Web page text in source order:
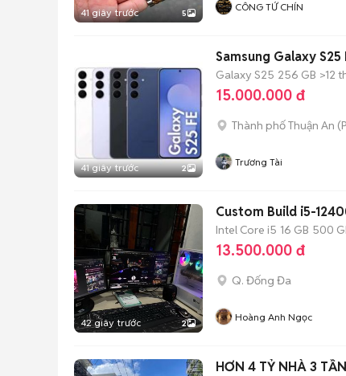
41 giây trước 5 CÔNG TỨ CHÍN
41 giây trước 2
Samsung Galaxy S25
Galaxy S25 256 GB >12
15.000.000 đ
Thành phố Thuận An (
Trương Tài
42 giây trước 2
Custom Build i5-
Intel Core i5 16 GB 500
13.500.000 đ
Q. Đống Đa
Hoàng Anh Ngọc
HƠN 4 TỶ NHÀ 3